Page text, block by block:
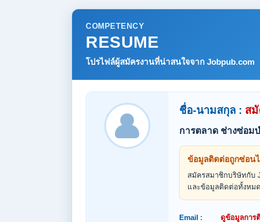
COMPETENCY
RESUME
โปรไฟล์ผู้สมัครงานที่น่าสนใจจาก Jobpub.com
ชื่อ-นามสกุล : ส
การตลาด ช่างซ่อม
ข้อมูลติดต่อถูกซ่อน
สมัครสมาชิกบริษัทกับ
และข้อมูลติดต่อทั้งหม
Email :
ดูข้อมูลการ